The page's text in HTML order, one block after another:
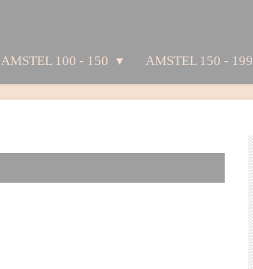
AMSTEL 100 - 150 AMSTEL 150 - 199